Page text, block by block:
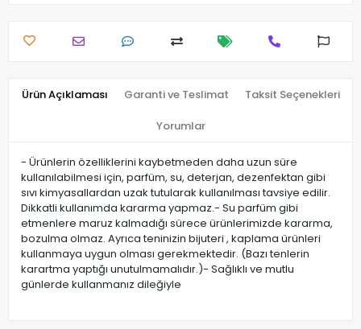
Ürün Açıklaması Garanti ve Teslimat Taksit Seçenekleri
Yorumlar
- Ürünlerin özelliklerini kaybetmeden daha uzun süre
kullanılabilmesi için, parfüm, su, deterjan, dezenfektan gibi
sıvı kimyasallardan uzak tutularak kullanılması tavsiye edilir.
Dikkatli kullanımda kararma yapmaz.- Su parfüm gibi
etmenlere maruz kalmadığı sürece ürünlerimizde kararma,
bozulma olmaz. Ayrıca teninizin bijuteri , kaplama ürünleri
kullanmaya uygun olması gerekmektedir. (Bazı tenlerin
karartma yaptığı unutulmamalıdır.)- Sağlıklı ve mutlu
günlerde kullanmanız dileğiyle